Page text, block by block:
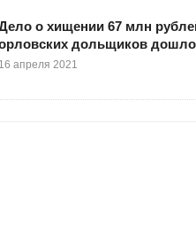
о хищении 67 млн
дольщиков
16 апреля 2021